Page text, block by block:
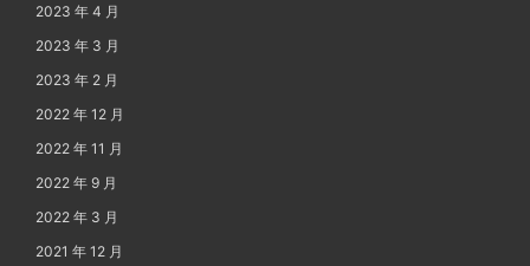
2023 年 4 月
2023 年 3 月
2023 年 2 月
2022 年 12 月
2022 年 11 月
2022 年 9 月
2022 年 3 月
2021 年 12 月